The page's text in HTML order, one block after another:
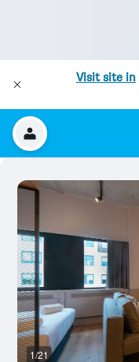
Visit site in
1/21